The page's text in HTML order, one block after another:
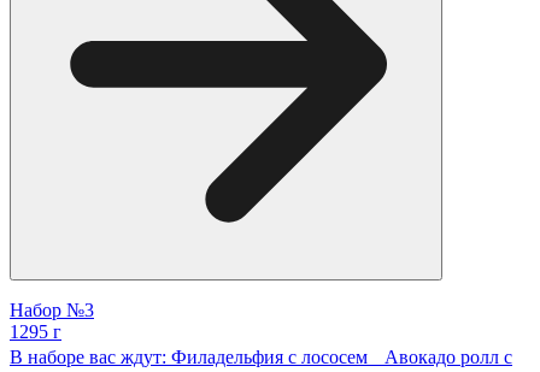
Набор №3
1295 г
В наборе вас ждут: Филадельфия с лососем Авокадо ролл с